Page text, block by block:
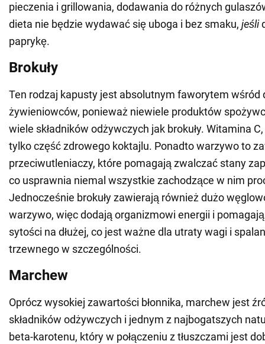
pieczenia i grillowania, dodawania do różnych
dieta nie będzie wydawać się uboga i bez smaku, jeśli
paprykę.
Brokuły
Ten rodzaj kapusty jest absolutnym faworytem wśród
żywieniowców, ponieważ niewiele produktów
wiele składników odżywczych jak brokuły. Witamina
tylko część zdrowego koktajlu. Ponadto warzywo to
przeciwutleniaczy, które pomagają zwalczać stany
co usprawnia niemal wszystkie zachodzące w nim
Jednocześnie brokuły zawierają również dużo
warzywo, więc dodają organizmowi energii i
sytości na dłużej, co jest ważne dla utraty wagi i
trzewnego w szczególności.
Marchew
Oprócz wysokiej zawartości błonnika, marchew jest
składników odżywczych i jednym z najbogatszych
beta-karotenu, który w połączeniu z tłuszczami jest